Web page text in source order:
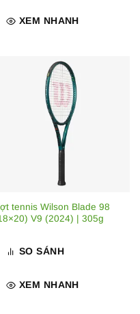
XEM NHANH
tennis Wilson Blade 98
V9 (2024) | 305g
SO SÁNH
XEM NHANH